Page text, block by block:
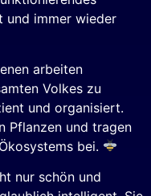
und immer wieder
arbeiten
Volkes zu
und organisiert.
Pflanzen und tragen
bei.
nur schön und